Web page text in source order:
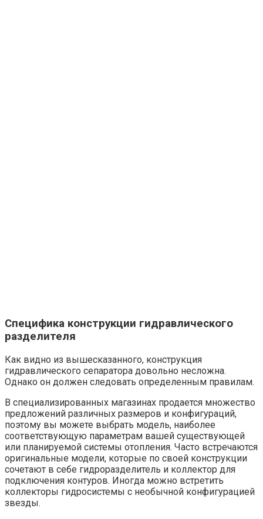
Специфика конструкции гидравлического
разделителя
Как видно из вышесказанного, конструкция
гидравлического сепаратора довольно несложна.
Однако он должен следовать определенным правилам.
В специализированных магазинах продается множество
предложений различных размеров и конфигураций,
поэтому вы можете выбрать модель, наиболее
соответствующую параметрам вашей существующей
или планируемой системы отопления. Часто встречаются
оригинальные модели, которые по своей конструкции
сочетают в себе гидроразделитель и коллектор для
подключения контуров. Иногда можно встретить
коллекторы гидросистемы с необычной конфигурацией
звезды.